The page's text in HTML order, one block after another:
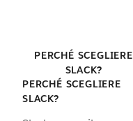
PERCHÉ SCEGLIERE
SLACK?
PERCHÉ SCEGLIERE
SLACK?